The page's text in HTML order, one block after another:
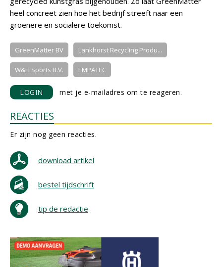
heel concreet zien hoe het bedrijf streeft naar een
groenere en socialere toekomst.
GreenMatter BV Lankhorst Recycling Produ...
W&H Sports B.V. EMPATEC
LOGIN met je e-mailadres om te reageren.
REACTIES
Er zijn nog geen reacties.
download artikel
bestel tijdschrift
tip de redactie